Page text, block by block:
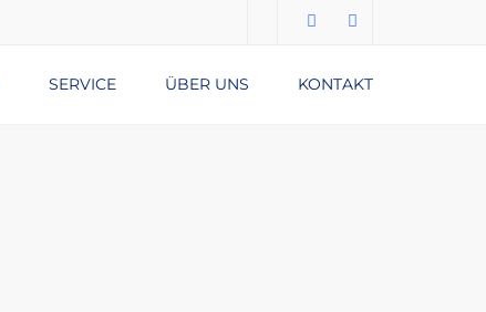
Submit
SERVICE ÜBER UNS KONTAKT